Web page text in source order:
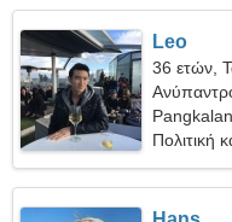
Leo
36 ετών,
Πολιτική